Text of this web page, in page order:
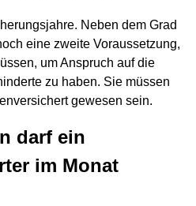
Neben dem Grad
eine zweite Voraussetzung,
um Anspruch auf die
zu haben. Sie müssen
gewesen sein.
darf ein
im Monat